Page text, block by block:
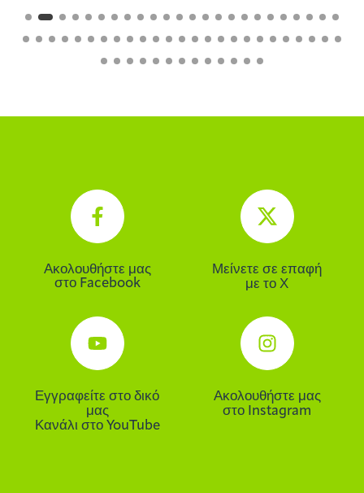
Ακολουθήστε μας
στο Facebook
Μείνετε σε επαφή
με το Χ
Εγγραφείτε στο δικό
μας
Κανάλι στο YouTube
Ακολουθήστε μας
στο Instagram